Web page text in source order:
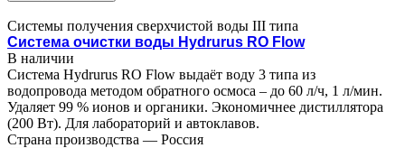
Системы получения сверхчистой воды III типа
Система очистки воды Hydrurus RO Flow
В наличии
Система Hydrurus RO Flow выдаёт воду 3 типа из
водопровода методом обратного осмоса – до 60 л/ч, 1 л/мин.
Удаляет 99 % ионов и органики. Экономичнее дистиллятора
(200 Вт). Для лабораторий и автоклавов.
Страна производства — Россия